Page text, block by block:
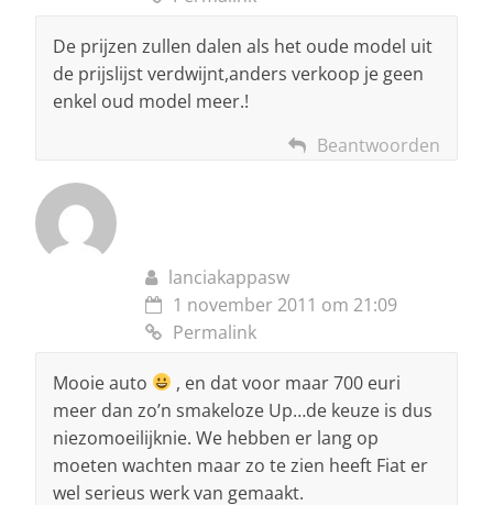
De prijzen zullen dalen als het oude model uit
de prijslijst verdwijnt,anders verkoop je geen
enkel oud model meer.!
Beantwoorden
lanciakappasw
1 november 2011 om 21:09
Permalink
Mooie auto
, en dat voor maar 700 euri
meer dan zo’n smakeloze Up…de keuze is dus
niezomoeilijknie. We hebben er lang op
moeten wachten maar zo te zien heeft Fiat er
wel serieus werk van gemaakt.